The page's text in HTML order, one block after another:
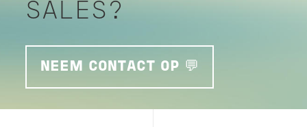
SALES?
NEEM CONTACT OP 💬